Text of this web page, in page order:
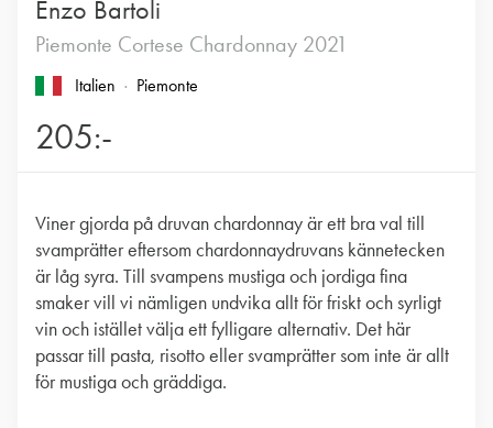
Enzo Bartoli
Piemonte Cortese Chardonnay 2021
Italien Piemonte
205:-
Viner gjorda på druvan chardonnay är ett bra val till
svamprätter eftersom chardonnaydruvans kännetecken
är låg syra. Till svampens mustiga och jordiga fina
smaker vill vi nämligen undvika allt för friskt och syrligt
vin och istället välja ett fylligare alternativ. Det här
passar till pasta, risotto eller svamprätter som inte är allt
för mustiga och gräddiga.